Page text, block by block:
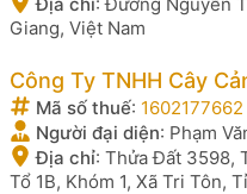
Giang, Việt Nam
Công Ty TNHH Cây
Mã số thuế: 1602177662
Người đại diện: Phạm
Địa chỉ: Thửa Đất 3598,
Tổ 1B, Khóm 1, Xã Tri Tôn,